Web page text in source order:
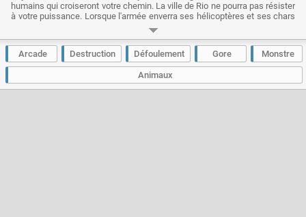
humains qui croiseront votre chemin. La ville de Rio ne pourra pas résister
à votre puissance. Lorsque l'armée enverra ses hélicoptères et ses chars
détruisez-les avec votre souffle enflammé ou une mitrailleuse géante !
Votre T-Rex sera-t-il assez féroce pour répandre le chaos dans les 16
niveaux du jeu et survivre au boss final ?
Développeur :GameTornado - Joué90 kfois
Arcade Destruction Défoulement Gore Monstre
Animaux